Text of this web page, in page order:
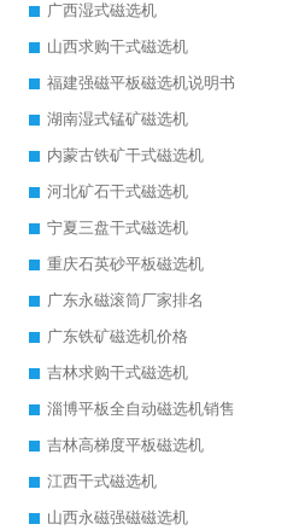
广西湿式磁选机
山西求购干式磁选机
福建强磁平板磁选机说明书
湖南湿式锰矿磁选机
内蒙古铁矿干式磁选机
河北矿石干式磁选机
宁夏三盘干式磁选机
重庆石英砂平板磁选机
广东永磁滚筒厂家排名
广东铁矿磁选机价格
吉林求购干式磁选机
淄博平板全自动磁选机销售
吉林高梯度平板磁选机
江西干式磁选机
山西永磁强磁磁选机